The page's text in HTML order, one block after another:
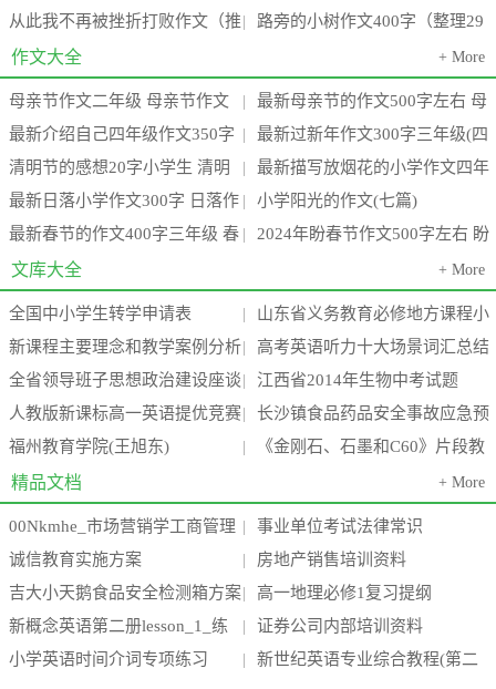
要
通用15篇）(成功作家的例子)
篇）(小学教师批改作文)
从此我不再被挫折打败作文（推
13篇）(题目:从此,我不再____)
路旁的小树作文400字（整理29
篇）(路边的小树作文三百字左右)
作文大全 + More
母亲节作文二年级 母亲节作文
字(3篇)
最新母亲节的作文500字左右 母
亲节的作文100字三年级(四篇)
最新介绍自己四年级作文350字
绍自己四年级作文450字(七篇)
最新过新年作文300字三年级(四
篇)
清明节的感想20字小学生 清明
感想作文300字(3篇)
最新描写放烟花的小学作文四年
级(九篇)
最新日落小学作文300字 日落作
400字(4篇)
小学阳光的作文(七篇)
最新春节的作文400字三年级 春
的作文400字左右六年级(3篇)
2024年盼春节作文500字左右 盼
文库大全 + More
全国中小学生转学申请表
山东省义务教育必修地方课程小
学三年级上册《环境教育》教案
全
新课程主要理念和教学案例分析
编(24个案例)
高考英语听力十大场景词汇总结
全省领导班子思想政治建设座谈
会议精神传达提纲
江西省2014年生物中考试题
人教版新课标高一英语提优竞赛
题 下学期
长沙镇食品药品安全事故应急预
福州教育学院(王旭东)
《金刚石、石墨和C60》片段教
精品文档 + More
00Nkmhe_市场营销学工商管理
电子商务_酒店_旅游管理专业毕
论
事业单位考试法律常识
诚信教育实施方案
房地产销售培训资料
吉大小天鹅食品安全检测箱方案
中低三档)新
高一地理必修1复习提纲
新概念英语第二册lesson_1_练
题
证券公司内部培训资料
小学英语时间介词专项练习
新世纪英语专业综合教程(第二